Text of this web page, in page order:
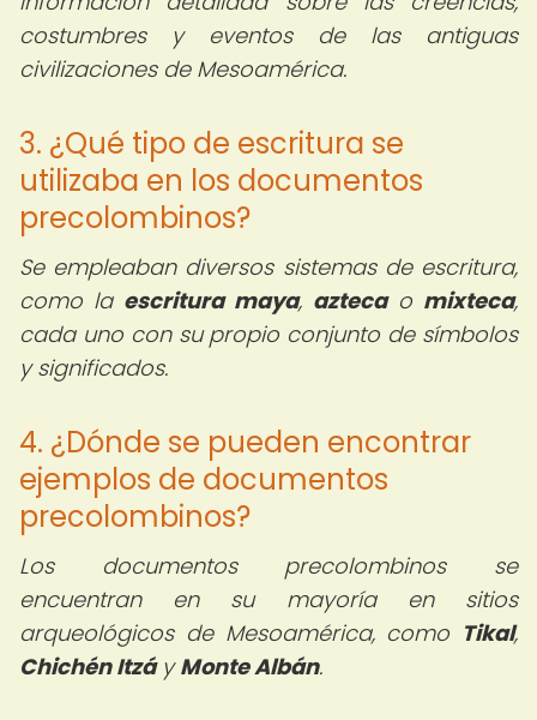
costumbres y eventos de las antiguas
civilizaciones de Mesoamérica.
3. ¿Qué tipo de escritura se
utilizaba en los documentos
precolombinos?
Se empleaban diversos sistemas de escritura,
como la escritura maya, aztecao mixteca,
cada uno con su propio conjunto de símbolos
y significados.
4. ¿Dónde se pueden encontrar
ejemplos de documentos
precolombinos?
Los documentos precolombinos se
encuentran en su mayoría en sitios
arqueológicos de Mesoamérica, como Tikal,
Chichén ItzáyMonte Albán.